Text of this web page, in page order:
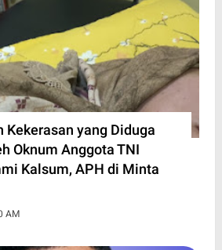
Kekerasan yang Diduga
Oknum Anggota TNI
Kalsum, APH di Minta
AM